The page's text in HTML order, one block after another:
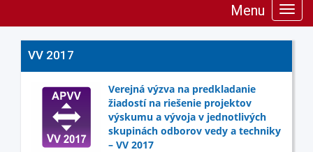
Menu
VV 2017
Verejná výzva na predkladanie
žiadostí na riešenie projektov
výskumu a vývoja v jednotlivých
skupinách odborov vedy a techniky
– VV 2017